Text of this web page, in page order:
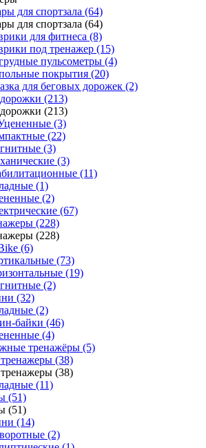
для спортзала (64)
для спортзала (64)
для фитнеса (8)
под тренажер (15)
пульсометры (4)
покрытия (20)
для беговых дорожек (2)
(213)
(213)
(3)
(22)
(3)
(3)
(11)
(1)
(2)
(67)
(228)
(228)
(6)
(73)
(19)
(2)
(32)
(2)
байки (46)
(4)
тренажёры (5)
(38)
(38)
(11)
(51)
(51)
(14)
(2)